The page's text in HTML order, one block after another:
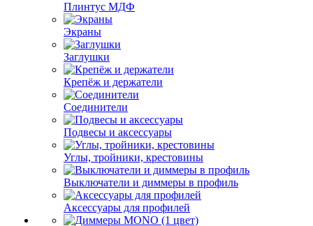
Плинтус МДФ
Экраны
Заглушки
Крепёж и держатели
Соединители
Подвесы и аксессуары
Углы, тройники, крестовины
Выключатели и диммеры в профиль
Аксессуары для профилей